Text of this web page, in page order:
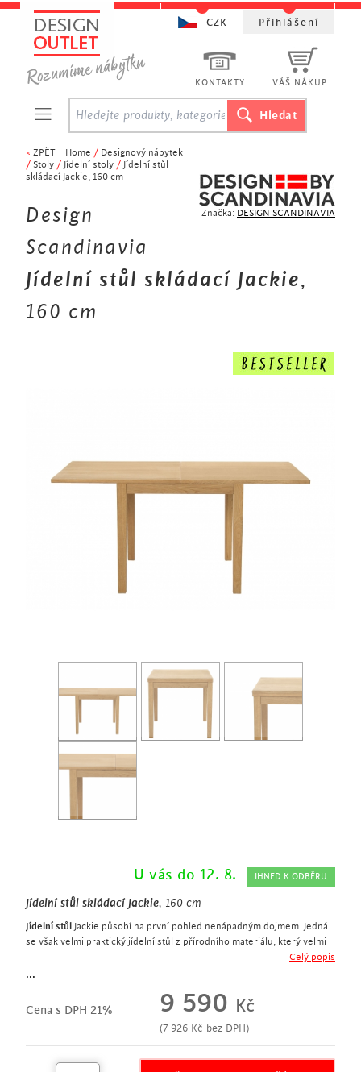
Značka: DESIGN SCANDINAVIA
< ZPĚT Home / Designový nábytek
/ Stoly / Jídelní stoly / Jídelní stůl
skládací Jackie, 160 cm
Design
Scandinavia
Jídelní stůl skládací Jackie,
160 cm
U vás do 12. 8. IHNED K ODBĚRU
Jídelní stůl skládací Jackie, 160 cm
Jídelní stůl Jackie působí na první pohled nenápadným dojmem. Jedná
se však velmi praktický jídelní stůl z přírodního materiálu, který velmi
stavu vedle sebe
přírodní dubová dýha
...
Celý popis
Cena s DPH 21% 9 590 Kč
(7 926 Kč bez DPH)
KONTAKTY VÁŠ NÁKUP
CZK Přihlášení